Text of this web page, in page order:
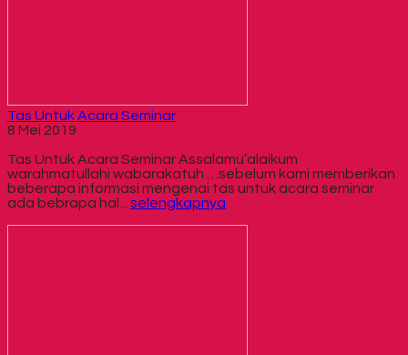
Tas Untuk Acara Seminar
8 Mei 2019
Tas Untuk Acara Seminar Assalamu’alaikum
warahmatullahi wabarakatuh …sebelum kami memberikan
beberapa informasi mengenai tas untuk acara seminar
ada bebrapa hal... selengkapnya